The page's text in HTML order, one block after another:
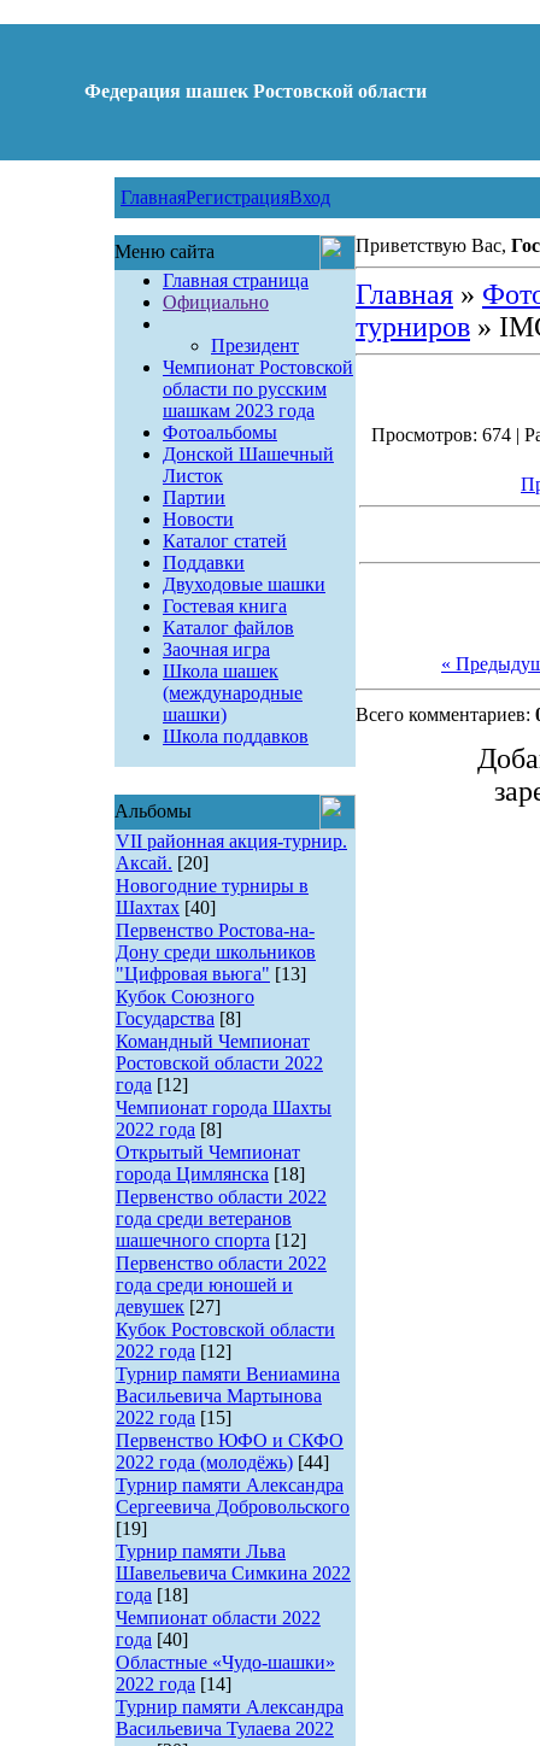
Федерация шашек Ростовской области
ГлавнаяРегистрацияВход
Меню сайта
Главная страница
Официально
Президент
Чемпионат Ростовской
области по русским
шашкам 2023 года
Фотоальбомы
Донской Шашечный
Листок
Партии
Новости
Каталог статей
Поддавки
Двуходовые шашки
Гостевая книга
Каталог файлов
Заочная игра
Школа шашек
(международные
шашки)
Школа поддавков
Альбомы
VII районная акция-турнир.
Аксай. [20]
Новогодние турниры в
Шахтах [40]
Первенство Ростова-на-
Дону среди школьников
"Цифровая вьюга" [13]
Кубок Союзного
Государства [8]
Командный Чемпионат
Ростовской области 2022
года [12]
Чемпионат города Шахты
2022 года [8]
Открытый Чемпионат
города Цимлянска [18]
Первенство области 2022
года среди ветеранов
шашечного спорта [12]
Первенство области 2022
года среди юношей и
девушек [27]
Кубок Ростовской области
2022 года [12]
Турнир памяти Вениамина
Васильевича Мартынова
2022 года [15]
Первенство ЮФО и СКФО
2022 года (молодёжь) [44]
Турнир памяти Александра
Сергеевича Добровольского
[19]
Турнир памяти Льва
Шавельевича Симкина 2022
года [18]
Чемпионат области 2022
года [40]
Областные «Чудо-шашки»
2022 года [14]
Турнир памяти Александра
Васильевича Тулаева 2022
Приветствую Вас,
Главная»
турниров»
Просмотров: 674 |
«
Всего комментариев: